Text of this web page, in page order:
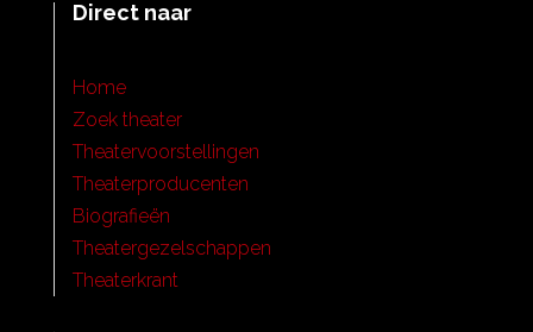
Direct naar
Home
Zoek theater
Theatervoorstellingen
Theaterproducenten
Biografieën
Theatergezelschappen
Theaterkrant